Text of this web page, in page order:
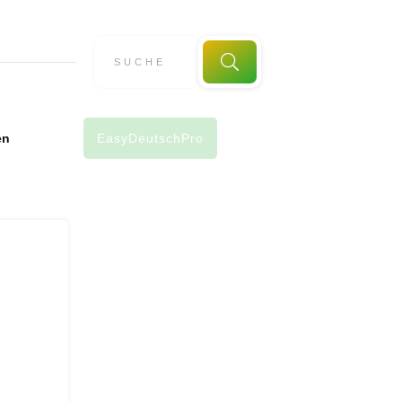
EasyDeutschPro